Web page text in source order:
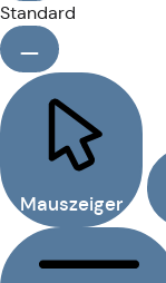
Standard
Mauszeiger